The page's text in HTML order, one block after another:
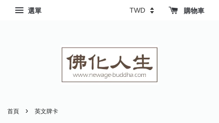
選單 購物車
首頁 › 英文牌卡